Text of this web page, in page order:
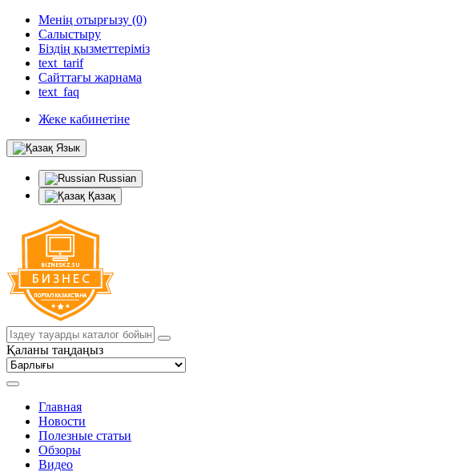
Менің отырғызу (0)
Салыстыру
Біздің қызметтеріміз
text_tarif
Сайттағы жарнама
text_faq
Жеке кабинетіне
Язык
Russian
Қазақ
Қаланы таңдаңыз
Главная
Новости
Полезные статьи
Обзоры
Видео